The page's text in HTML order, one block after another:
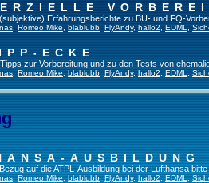
Erfahrungsberichte zu BU- und FQ-
Romeo.Mike blablubb FlyAndy, hallo2 EDML
ECKE
zur Vorbereitung und zu den Tests von
Romeo.Mike blablubb FlyAndy, hallo2 EDML
AUSBILDUNG
auf die ATPL-Ausbildung bei der Lufthansa
Romeo.Mike blablubb FlyAndy, hallo2 EDML